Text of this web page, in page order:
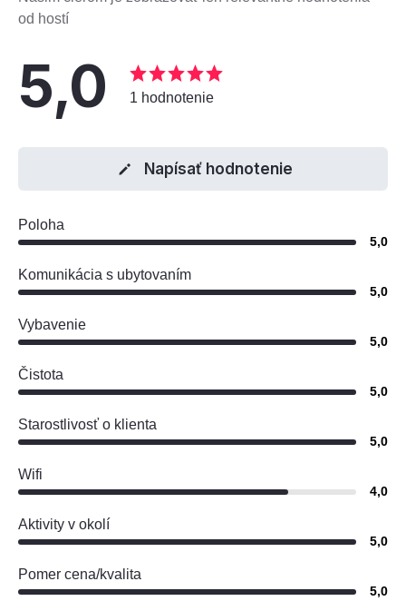
od hostí
5,0 1 hodnotenie
Napísať hodnotenie
Poloha
5,0
Komunikácia s ubytovaním
5,0
Vybavenie
5,0
Čistota
5,0
Starostlivosť o klienta
5,0
Wifi
4,0
Aktivity v okolí
5,0
Pomer cena/kvalita
5,0